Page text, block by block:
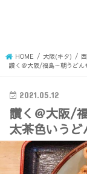
HOME 大阪(キタ)
讃く＠大阪/福島～朝うどん
2021.05.12
讃く＠大阪/
太茶色いうど